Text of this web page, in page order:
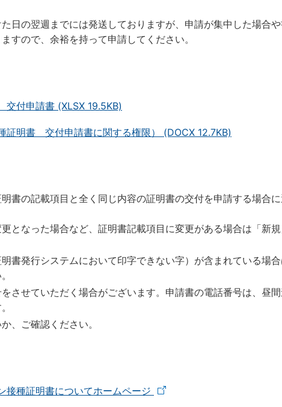
日の翌週までには発送しておりますが、申請が集中した場合
すので、余裕を持って申請してください。
付申請書 (XLSX 19.5KB)
明書 交付申請書に関する権限） (DOCX 12.7KB)
書の記載項目と全く同じ内容の証明書の交付を申請する場合
となった場合など、証明書記載項目に変更がある場合は「新
書発行システムにおいて印字できない字）が含まれている場
させていただく場合がございます。申請書の電話番号は、昼
、ご確認ください。
種証明書についてホームページ